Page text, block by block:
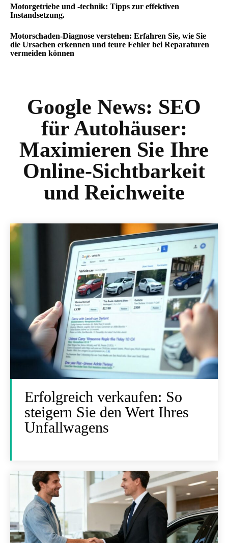
Motorgetriebe und -technik: Tipps zur effektiven
Instandsetzung.
Motorschaden-Diagnose verstehen: Erfahren Sie, wie Sie
die Ursachen erkennen und teure Fehler bei Reparaturen
vermeiden können
Google News: SEO
für Autohäuser:
Maximieren Sie Ihre
Online-Sichtbarkeit
und Reichweite
Erfolgreich verkaufen: So
steigern Sie den Wert Ihres
Unfallwagens